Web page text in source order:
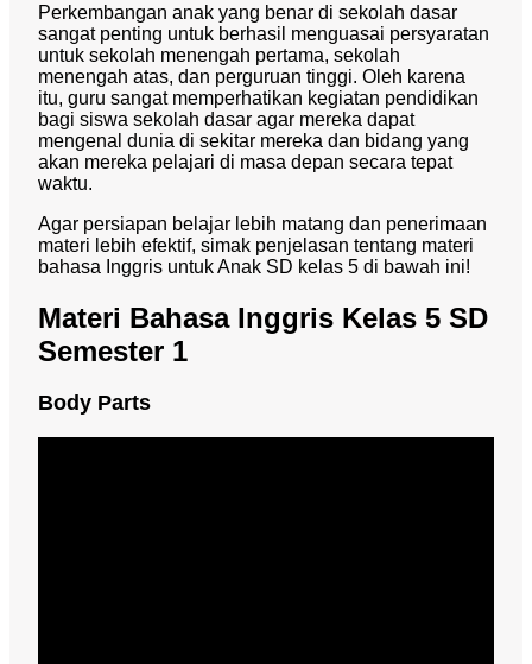
Perkembangan anak yang benar di sekolah dasar
sangat penting untuk berhasil menguasai persyaratan
untuk sekolah menengah pertama, sekolah
menengah atas, dan perguruan tinggi. Oleh karena
itu, guru sangat memperhatikan kegiatan pendidikan
bagi siswa sekolah dasar agar mereka dapat
mengenal dunia di sekitar mereka dan bidang yang
akan mereka pelajari di masa depan secara tepat
waktu.
Agar persiapan belajar lebih matang dan penerimaan
materi lebih efektif, simak penjelasan tentang materi
bahasa Inggris untuk Anak SD kelas 5 di bawah ini!
Materi Bahasa Inggris Kelas 5 SD
Semester 1
Body Parts